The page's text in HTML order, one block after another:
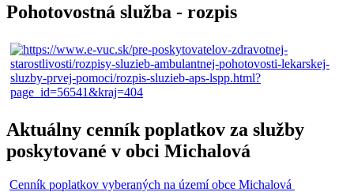
Pohotovostná služba - rozpis
Aktuálny cenník poplatkov za služby
poskytované v obci Michalová
Cenník poplatkov vyberaných na území obce Michalová